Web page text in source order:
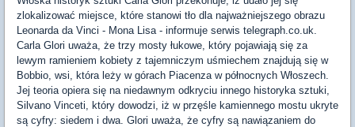
zlokalizować miejsce, które stanowi tło dla najważniejszego obrazu
Leonarda da Vinci - Mona Lisa - informuje serwis telegraph.co.uk.
Carla Glori uważa, że trzy mosty łukowe, który pojawiają się za
lewym ramieniem kobiety z tajemniczym uśmiechem znajdują się w
Bobbio, wsi, która leży w górach Piacenza w północnych Włoszech.
Jej teoria opiera się na niedawnym odkryciu innego historyka sztuki,
Silvano Vinceti, który dowodzi, iż w przęśle kamiennego mostu ukryte
są cyfry: siedem i dwa. Glori uważa, że cyfry są nawiązaniem do